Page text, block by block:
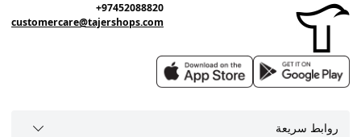
+97452088820
customercare@tajershops.com
روابط سريعة